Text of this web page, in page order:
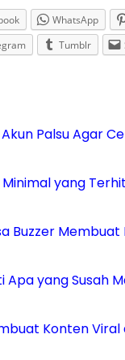
WhatsApp
Tumblr
Palsu Agar
yang
Buzzer
yang Susah
Konten Viral